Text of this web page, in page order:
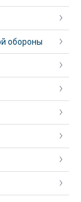
обороны